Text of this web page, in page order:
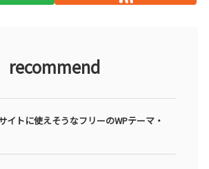
recommend
イトに使えそうなフリーのWPテーマ・